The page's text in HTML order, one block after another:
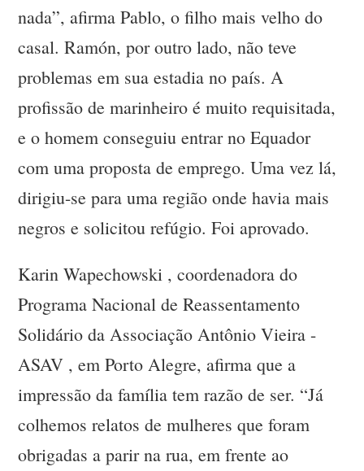
nada”, afirma Pablo, o filho mais velho do
casal. Ramón, por outro lado, não teve
problemas em sua estadia no país. A
profissão de marinheiro é muito requisitada,
e o homem conseguiu entrar no Equador
com uma proposta de emprego. Uma vez lá,
dirigiu-se para uma região onde havia mais
negros e solicitou refúgio. Foi aprovado.
Karin Wapechowski , coordenadora do
Programa Nacional de Reassentamento
Solidário da Associação Antônio Vieira -
ASAV , em Porto Alegre, afirma que a
impressão da família tem razão de ser. “Já
colhemos relatos de mulheres que foram
obrigadas a parir na rua, em frente ao